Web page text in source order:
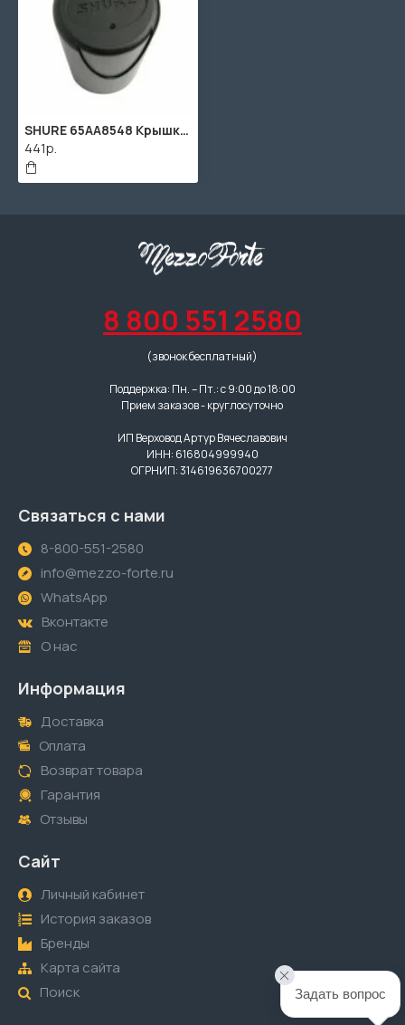
SHURE 65AA8548 Крышка батарейного отсека ручного передатчика Shure системы ULX2
441р.
8 800 551 2580
(звонок бесплатный)
Поддержка: Пн. – Пт.: с 9:00 до 18:00
Прием заказов - круглосуточно
ИП Верховод Артур Вячеславович
ИНН: 616804999940
ОГРНИП: 314619636700277
Связаться с нами
8-800-551-2580
info@mezzo-forte.ru
WhatsApp
Вконтакте
О нас
Информация
Доставка
Оплата
Возврат товара
Гарантия
Отзывы
Сайт
Личный кабинет
История заказов
Бренды
Карта сайта
Поиск
Задать вопрос